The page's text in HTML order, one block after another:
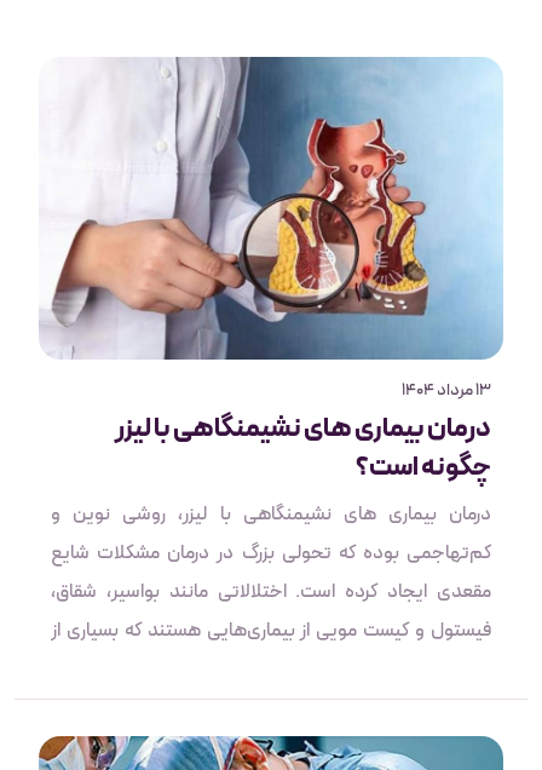
13 مرداد 1404
درمان بیماری های نشیمنگاهی با لیزر
چگونه است؟
درمان بیماری های نشیمنگاهی با لیزر، روشی نوین و
کم‌تهاجمی بوده که تحولی بزرگ در درمان مشکلات شایع
مقعدی ایجاد کرده است. اختلالاتی مانند بواسیر، شقاق،
فیستول و کیست مویی از بیماری‌هایی هستند که بسیاری از
تأخیر می‌اندازند. استفاده از لیزر به‌عنوان جایگزینی مدرن،
امکان درمان سریع‌تر، کاهش درد، کوتاه شدن دوران نقاهت و